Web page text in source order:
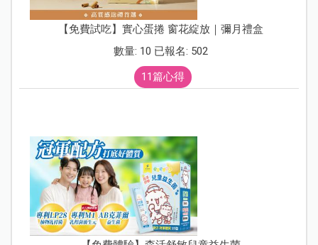
【免費試吃】實心蛋捲 窗花綻放｜彌月禮盒
數量: 10 已報名: 502
11篇心得